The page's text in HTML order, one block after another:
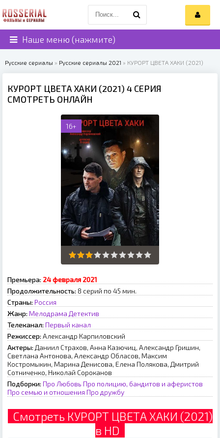
Наше меню (нажмите)
Русские сериалы » Русские сериалы 2021 » КУРОРТ ЦВЕТА ХАКИ (2021)
КУРОРТ ЦВЕТА ХАКИ (2021) 4 СЕРИЯ
СМОТРЕТЬ ОНЛАЙН
16+
Премьера: 24 февраля 2021
Продолжительность: 8 серий по 45 мин.
Страны: Россия
Жанр: Мелодрама Детектив
Телеканал: Первый канал
Режиссер: Александр Карпиловский
Актеры: Даниил Страхов, Анна Казючиц, Александр Гришин,
Светлана Антонова, Александр Обласов, Максим
Костромыкин, Марина Денисова, Елена Полякова, Дмитрий
Сотниченко, Николай Сороканов
Подборки: Про Любовь Про полицию, бандитов и аферистов
Про семью и отношения Про дружбу
Смотреть КУРОРТ ЦВЕТА ХАКИ (2021)
в HD